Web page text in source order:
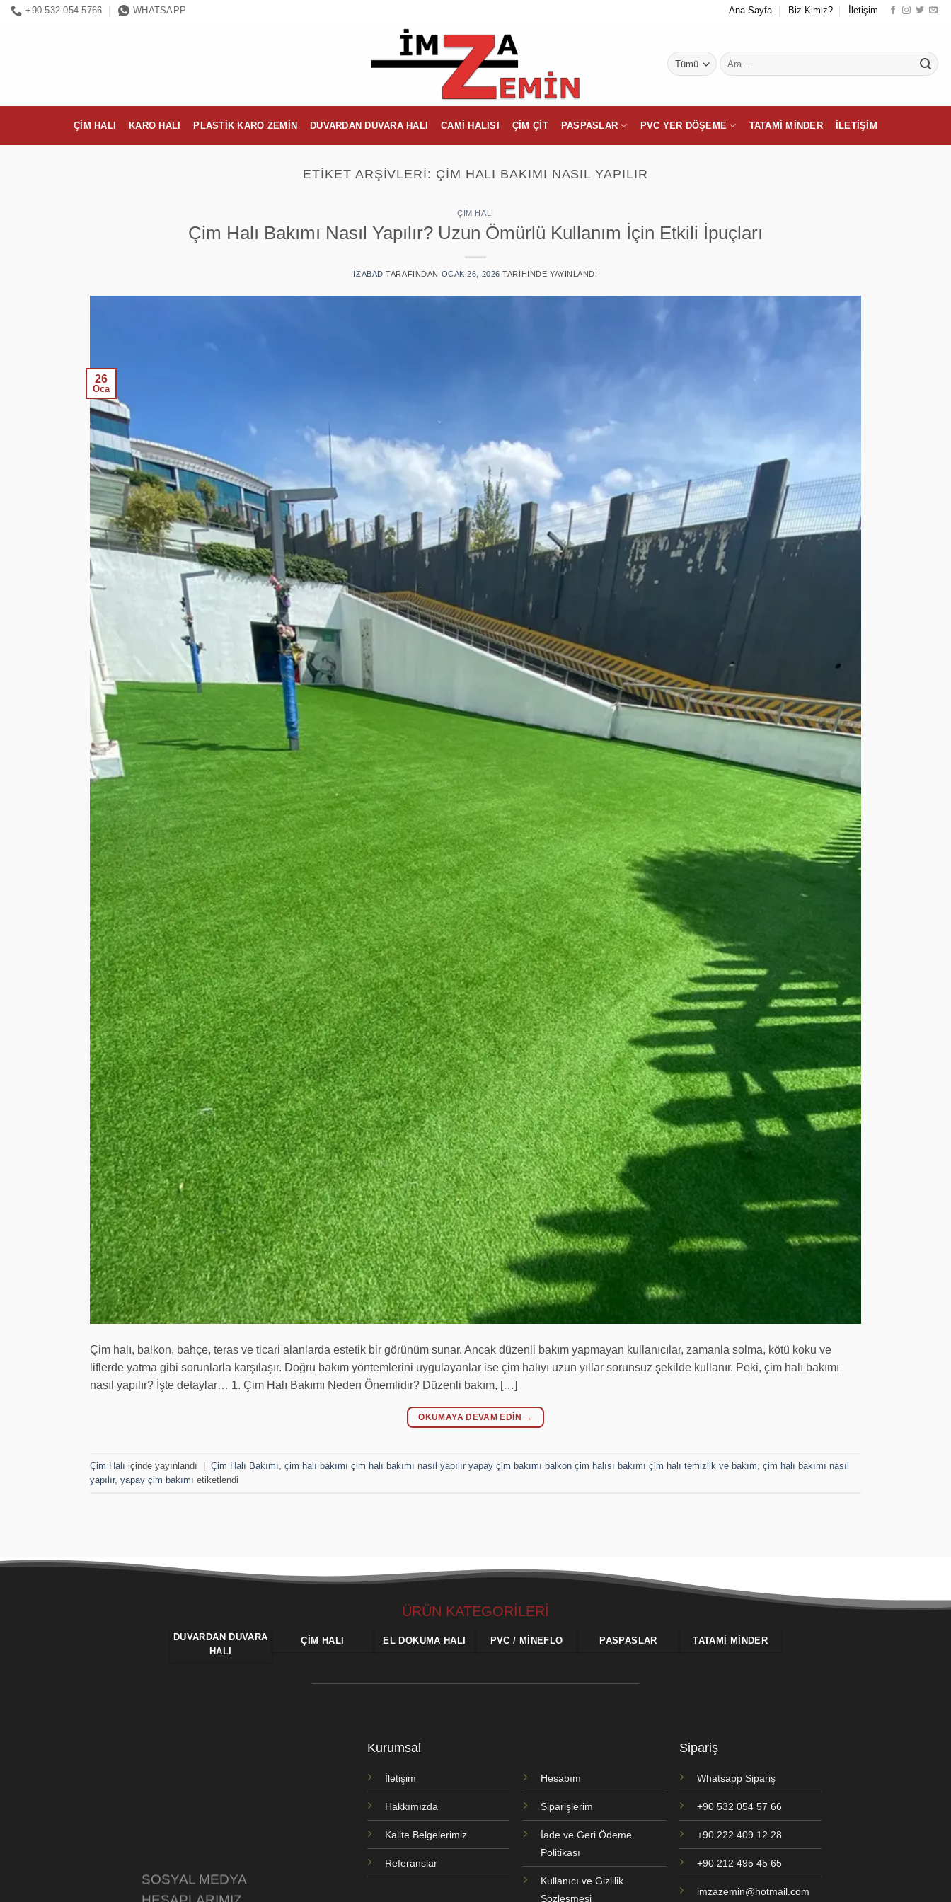
İçeriğe+90 532 054 5766 WHATSAPP Ana Sayfa Biz Kimiz? İletişim
Ara:
ÇIM HALI KARO HALI PLASTIK KARO ZEMIN DUVARDAN DUVARA HALI CAMI HALISI ÇIM ÇIT PASPASLAR PVC YER DÖŞEME TATAMI MINDER İLETIŞIM
ETIKET ARŞIVLERI: ÇIM HALI BAKIMI NASIL YAPILIR
ÇIM HALI
Çim Halı Bakımı Nasıl Yapılır? Uzun Ömürlü Kullanım İçin Etkili İpuçları
IZABAD TARAFINDAN OCAK 26, 2026 TARIHINDE YAYINLANDI
26
Oca
Çim halı, balkon, bahçe, teras ve ticari alanlarda estetik bir görünüm sunar. Ancak düzenli bakım yapmayan kullanıcılar, zamanla solma, kötü koku ve
liflerde yatma gibi sorunlarla karşılaşır. Doğru bakım yöntemlerini uygulayanlar ise çim halıyı uzun yıllar sorunsuz şekilde kullanır. Peki, çim halı bakımı
nasıl yapılır? İşte detaylar… 1. Çim Halı Bakımı Neden Önemlidir? Düzenli bakım, […]
OKUMAYA DEVAM EDIN →
Çim Halı içinde yayınlandı | Çim Halı Bakımı çim halı bakımı çim halı bakımı nasıl yapılır yapay çim bakımı balkon çim halısı bakımı çim halı temizlik ve bakım çim halı bakımı nasıl
yapılır, yapay çim bakımı etiketlendi
ÜRÜN KATEGORİLERİ
DUVARDAN DUVARA
HALI
ÇIM HALI EL DOKUMA HALI PVC / MINEFLO PASPASLAR TATAMI MINDER
SOSYAL MEDYA
Kurumsal
İletişim
Hakkımızda
Kalite Belgelerimiz
Referanslar
Hesabım
Siparişlerim
İade ve Geri Ödeme
Politikası
Kullanıcı ve Gizlilik
Sözleşmesi
Sipariş
Whatsapp Sipariş
+90 532 054 57 66
+90 222 409 12 28
+90 212 495 45 65
imzazemin@hotmail.com